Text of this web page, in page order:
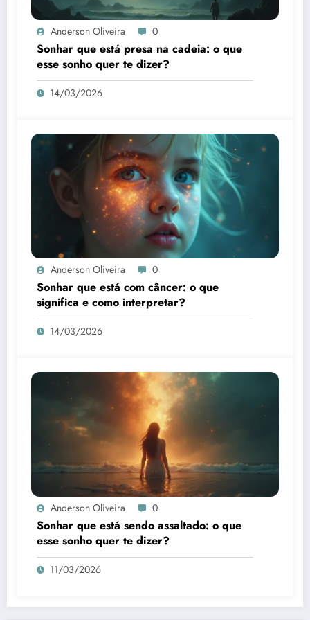
Anderson Oliveira 0
Sonhar que está presa na cadeia: o que
esse sonho quer te dizer?
14/03/2026
Anderson Oliveira 0
Sonhar que está com câncer: o que
significa e como interpretar?
14/03/2026
Anderson Oliveira 0
Sonhar que está sendo assaltado: o que
esse sonho quer te dizer?
11/03/2026